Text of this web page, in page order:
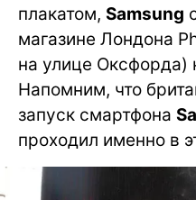
плакатом, Samsung
магазине Лондона
на улице Оксфорда)
Напомним, что
запуск смартфона
проходил именно в